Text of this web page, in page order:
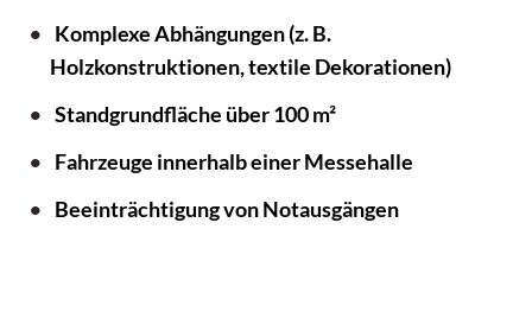
Komplexe Abhängungen (z. B.
Holzkonstruktionen, textile Dekorationen)
Standgrundfläche über 100 m²
Fahrzeuge innerhalb einer Messehalle
Beeinträchtigung von Notausgängen